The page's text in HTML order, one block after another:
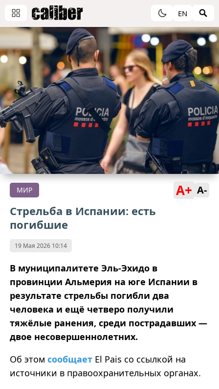
EN
МИР A+ A-
Стрельба в Испании: есть
погибшие
19 Мая 2026 10:14
В муниципалитете Эль-Эхидо в
провинции Альмерия на юге Испании в
результате стрельбы погибли два
человека и ещё четверо получили
тяжёлые ранения, среди пострадавших —
двое несовершеннолетних.
Об этом сообщает El Pais со ссылкой на
источники в правоохранительных органах.